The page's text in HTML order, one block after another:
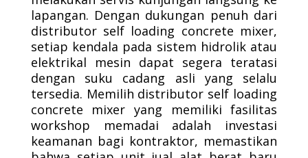
lapangan. Dengan dukungan penuh dari
distributor self loading concrete mixer,
setiap kendala pada sistem hidrolik atau
elektrikal mesin dapat segera teratasi
dengan suku cadang asli yang selalu
tersedia. Memilih distributor self loading
concrete mixer yang memiliki fasilitas
workshop memadai adalah investasi
keamanan bagi kontraktor, memastikan